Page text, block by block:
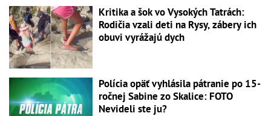
Kritika a šok vo Vysokých Tatrách:
Rodičia vzali deti na Rysy, zábery ich
obuvi vyrážajú dych
Polícia opäť vyhlásila pátranie po 15-
ročnej Sabine zo Skalice: FOTO
Nevideli ste ju?